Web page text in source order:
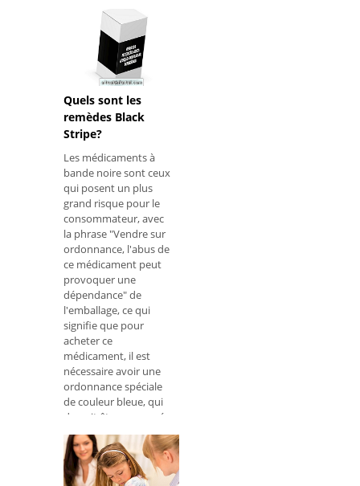
reais environ. À quo
Quels sont les
remèdes Black
Stripe?
Les médicaments à
bande noire sont ceux
qui posent un plus
grand risque pour le
consommateur, avec
la phrase "Vendre sur
ordonnance, l'abus de
ce médicament peut
provoquer une
dépendance" de
l'emballage, ce qui
signifie que pour
acheter ce
médicament, il est
nécessaire avoir une
ordonnance spéciale
de couleur bleue, qui
devrait être conservée
à la pharmacie. De
plus,